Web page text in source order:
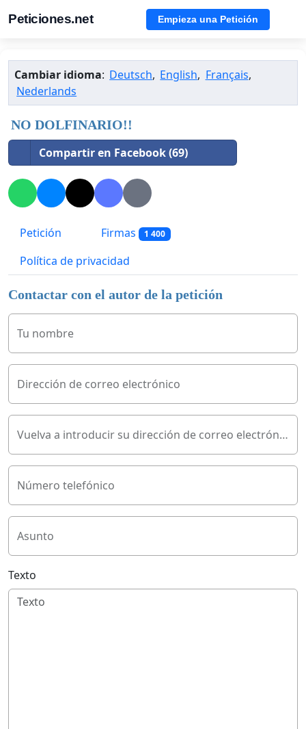
Peticiones.net Empieza una Petición
Cambiar idioma: Deutsch, English, Français,
Nederlands
NO DOLFINARIO!!
Compartir en Facebook (69)
Petición Firmas 1 400
Política de privacidad
Contactar con el autor de la petición
Tu nombre
Dirección de correo electrónico
Vuelva a introducir su dirección de correo electrónico
Número telefónico
Asunto
Texto